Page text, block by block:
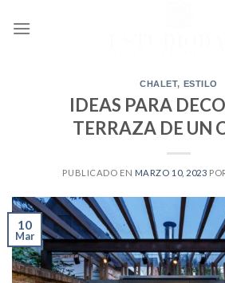
CHALET, ESTILO
IDEAS PARA
TERRAZA DE UN
PUBLICADO EN MARZO 10, 2023
10
Mar